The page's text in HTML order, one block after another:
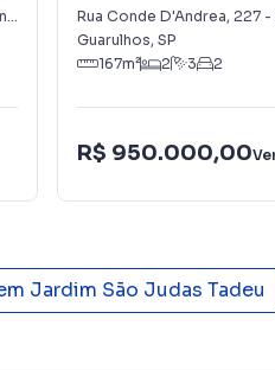
Rua Conde D'Andrea, 227 -
Guarulhos, SP
167m² 2 3 2
R$ 950.000,00
Jardim São Judas Tadeu